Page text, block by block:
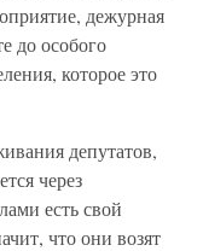
дежурная
до особого
которое это
депутатов,
через
есть свой
что они возят